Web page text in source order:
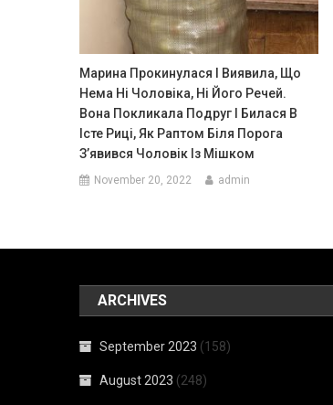
Марина Прокинулася І Виявила, Що
Нема Ні Чоловіка, Ні Його Речей.
Вона Покликала Подруг І Билася В
Істе Риці, Як Раптом Біля Порога
З’явився Чоловік Із Мішком
November 20, 2022 admin
ARCHIVES
September 2023 (158)
August 2023 (248)